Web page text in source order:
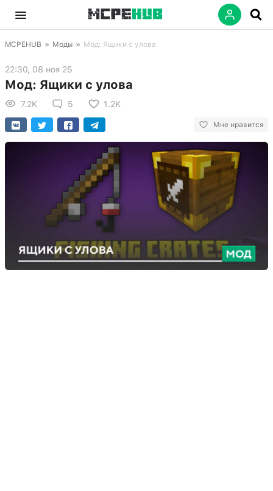
MCPEHUB » Моды » Мод: Ящики с улова
22:30, 08 ноя 25
Мод: Ящики с улова
7.2K 5 1.2K
Мне нравится